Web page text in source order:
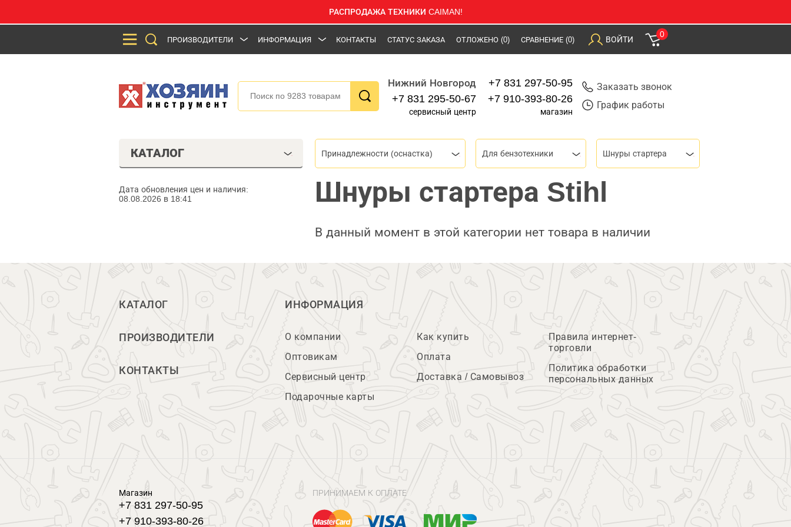
РАСПРОДАЖА ТЕХНИКИ CAIMAN!
ПРОИЗВОДИТЕЛИ ИНФОРМАЦИЯ КОНТАКТЫ СТАТУС ЗАКАЗА ОТЛОЖЕНО (0) СРАВНЕНИЕ (0) ВОЙТИ
0
Нижний Новгород
+7 831 295-50-67
сервисный центр
+7 831 297-50-95
+7 910-393-80-26
магазин
Заказать звонок
График работы
КАТАЛОГ
Дата обновления цен и наличия:
08.08.2026 в 18:41
Принадлежности (оснастка) Для бензотехники Шнуры стартера
Шнуры стартера Stihl
В данный момент в этой категории нет товара в наличии
КАТАЛОГ
ПРОИЗВОДИТЕЛИ
КОНТАКТЫ
ИНФОРМАЦИЯ
О компании
Оптовикам
Сервисный центр
Подарочные карты
Как купить
Оплата
Доставка / Самовывоз
Правила интернет-
торговли
Политика обработки
персональных данных
Магазин
+7 831 297-50-95
+7 910-393-80-26
ПРИНИМАЕМ К ОПЛАТЕ